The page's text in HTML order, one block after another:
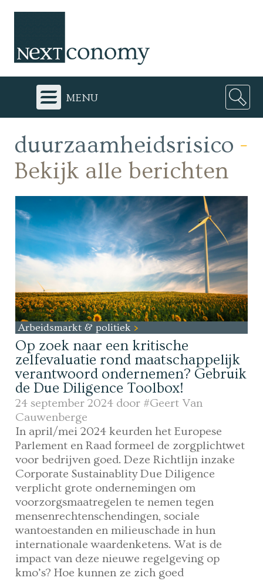
menu
duurzaamheidsrisico -
Bekijk alle berichten
Arbeidsmarkt & politiek
Op zoek naar een kritische
zelfevaluatie rond maatschappelijk
verantwoord ondernemen? Gebruik
de Due Diligence Toolbox!
24 september 2024 door #Geert Van
Cauwenberge
In april/mei 2024 keurden het Europese
Parlement en Raad formeel de zorgplichtwet
voor bedrijven goed. Deze Richtlijn inzake
Corporate Sustainablity Due Diligence
verplicht grote ondernemingen om
voorzorgsmaatregelen te nemen tegen
mensenrechtenschendingen, sociale
wantoestanden en milieuschade in hun
internationale waardenketens. Wat is de
impact van deze nieuwe regelgeving op
kmo’s? Hoe kunnen ze zich goed